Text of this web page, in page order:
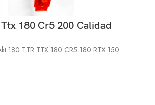
180 Cr5 200 Calidad
180 TTR TTX 180 CR5 180 RTX 150